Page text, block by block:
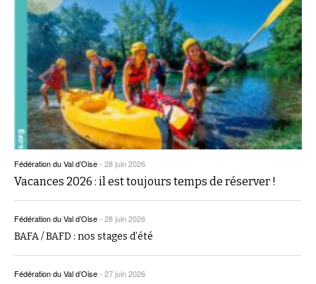
Fédération du Val d’Oise- 28 juin 2026
Vacances 2026 : il est toujours temps de réserver !
Fédération du Val d’Oise- 28 juin 2026
BAFA / BAFD : nos stages d’été
Fédération du Val d’Oise- 27 juin 2026